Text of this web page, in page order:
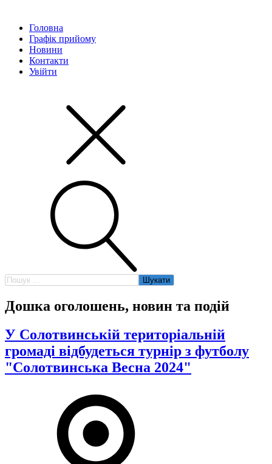
Головна
Графік прийому
Новини
Контакти
Увійти
Пошук:
Дошка оголошень, новин та подій
У Солотвинській територіальній
громаді відбудеться турнір з футболу
"Солотвинська Весна 2024"